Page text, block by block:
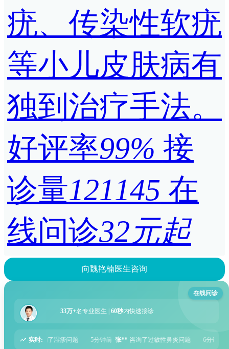
疣、传染性软疣
等小儿皮肤病有
独到治疗手法。
好评率99% 接
诊量121145 在
线问诊32元起
向魏艳楠医生咨询
在线问诊
33万+名专业医生 | 60秒内快速接诊
实时:
张** 咨询了过敏性鼻炎问题 6分钟前 周** 咨询了胃痛问题 8分钟前